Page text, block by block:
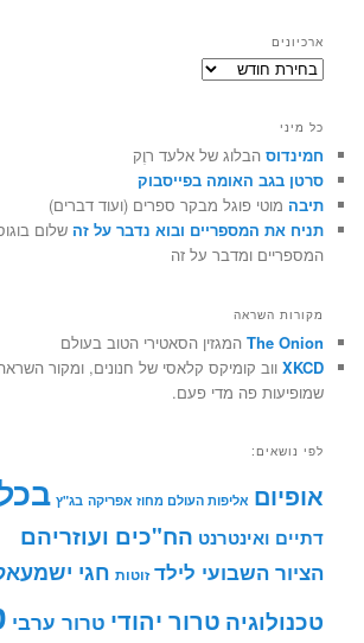
ארכיונים
ארכיונים
כל מיני
חמינדוס הבלוג של אלעד רוֶק
סרטן בגב האומה בפייסבוק
תיבה מוטי פוגל מבקר ספרים (ועוד דברים)
תניח את המספריים ובוא נדבר על זה שלום
המספריים ומדבר על זה
מקורות השראה
The Onion המגזין הסאטירי הטוב בעולם
XKCD ווב קומיקס קלאסי של חנונים, ומקור
שמופיעות פה מדי פעם.
לפי נושאים:
אופיום אליפות העולם מחוז אפריקה בג"ץ
דתיים ואינטרנט הח"כים ועוזריהם
הציור השבועי לילד זוטות חגי
טכנולוגיה טרור יהודי טרור ערבי